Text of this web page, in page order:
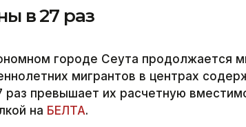
в 27 раз
городе Сеута продолжается
мигрантов в центрах
раз превышает их расчетную
на БЕЛТА.